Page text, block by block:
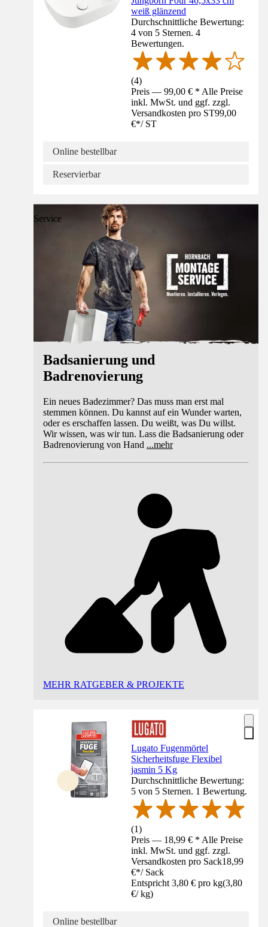
weiß glänzend
Durchschnittliche Bewertung:
4 von 5 Sternen. 4
Bewertungen.
(4)
Preis — 99,00 € * Alle Preise
inkl. MwSt. und ggf. zzgl.
Versandkosten pro ST99,00
€*/ ST
Online bestellbar
Reservierbar
Service
Badsanierung und
Badrenovierung
Ein neues Badezimmer? Das muss man erst mal
stemmen können. Du kannst auf ein Wunder warten,
oder es erschaffen lassen. Du weißt, was Du willst.
Wir wissen, was wir tun. Lass die Badsanierung oder
Badrenovierung von Hand ...mehr
MEHR RATGEBER & PROJEKTE
Lugato Fugenmörtel
Sicherheitsfuge Flexibel
jasmin 5 Kg
Durchschnittliche Bewertung:
5 von 5 Sternen. 1 Bewertung.
(1)
Preis — 18,99 € * Alle Preise
inkl. MwSt. und ggf. zzgl.
Versandkosten pro Sack18,99
€*/ Sack
Entspricht 3,80 € pro kg(3,80
€/ kg)
Online bestellbar